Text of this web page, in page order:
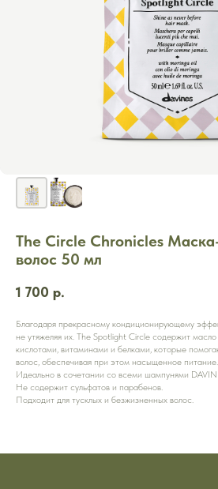
The Circle Chronicles
волос 50 мл
1 700 р.
Благодаря прекрасному кондиционирующему
не утяжеляя их. The Spotlight Circle содержит
кислотами, витаминами и белками, которые
волос, обеспечивая при этом насыщенное питание.
Идеально в сочетании со всеми шампунями
Не содержит сульфатов и парабенов.
Подходит для тусклых и безжизненных волос.